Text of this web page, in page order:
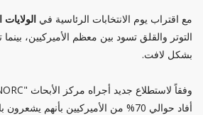
مع اقتراب يوم الانتخابات الرئاسية في الولايات
التوتر والقلق تسود بين معظم الأميركيين،
بشكل لافت.
أفاد حوالي 70% من الأميركيين بأنهم